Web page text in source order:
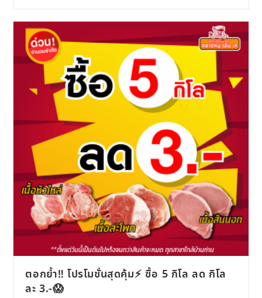
ตอกย้ำ‼️ โปรโมชั่นสุดคุ้ม⚡️ ซื้อ 5 กิโล ลด กิโล
ละ 3.-😱